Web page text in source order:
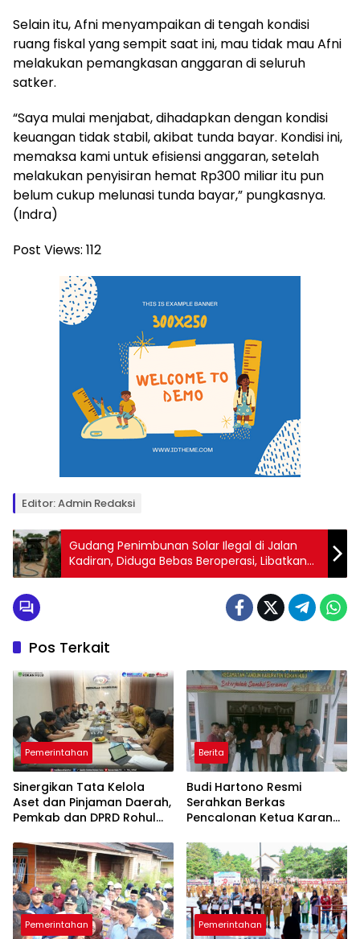
Selain itu, Afni menyampaikan di tengah kondisi
ruang fiskal yang sempit saat ini, mau tidak mau Afni
melakukan pemangkasan anggaran di seluruh
satker.
“Saya mulai menjabat, dihadapkan dengan kondisi
keuangan tidak stabil, akibat tunda bayar. Kondisi ini,
memaksa kami untuk efisiensi anggaran, setelah
melakukan penyisiran hemat Rp300 miliar itu pun
belum cukup melunasi tunda bayar,” pungkasnya.
(Indra)
Post Views: 112
Editor: Admin Redaksi
Gudang Penimbunan Solar Ilegal di Jalan
Kadiran, Diduga Bebas Beroperasi, Libatkan
Oknum TNI Aktif
Pos Terkait
Pemerintahan
Sinergikan Tata Kelola
Aset dan Pinjaman Daerah,
Pemkab dan DPRD Rohul
Berita
Budi Hartono Resmi
Serahkan Berkas
Pencalonan Ketua Karang
Pemerintahan Pemerintahan